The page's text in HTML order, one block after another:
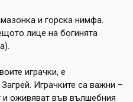
и горска нимфа.
лице на богинята
играчки, е
Играчките са важни –
и оживяват във вълшебния